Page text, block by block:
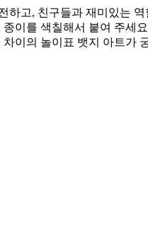
하고, 친구들과 재미있는
종이를 색칠해서 붙여 주
이의 놀이표 뱃지 아트가